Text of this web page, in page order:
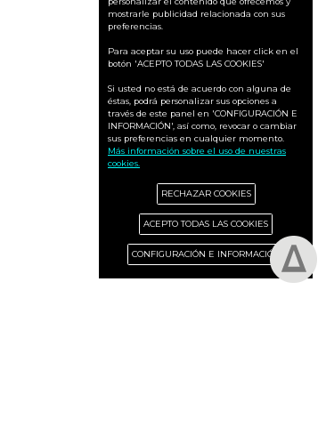
mostrarle publicidad relacionada con sus
preferencias.
Para aceptar su uso puede hacer click en el
botón 'ACEPTO TODAS LAS COOKIES'
Si usted no está de acuerdo con alguna de
éstas, podrá personalizar sus opciones a
través de este panel en 'CONFIGURACIÓN E
INFORMACIÓN', así como, revocar o cambiar
sus preferencias en cualquier momento.
Más información sobre el uso de nuestras
cookies.
RECHAZAR COOKIES
ACEPTO TODAS LAS COOKIES
CONFIGURACIÓN E INFORMACIÓN